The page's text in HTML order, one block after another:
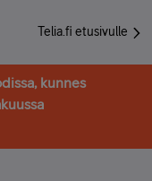
Telia.fi etusivulle
kunnes